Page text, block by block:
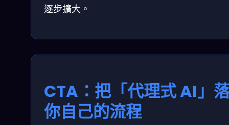
逐步擴大。
CTA：把「代理式 AI」
你自己的流程